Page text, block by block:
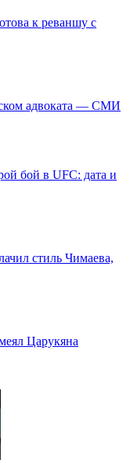
к реваншу с
адвоката — СМИ
бой в UFC: дата и
стиль Чимаева,
Царукяна